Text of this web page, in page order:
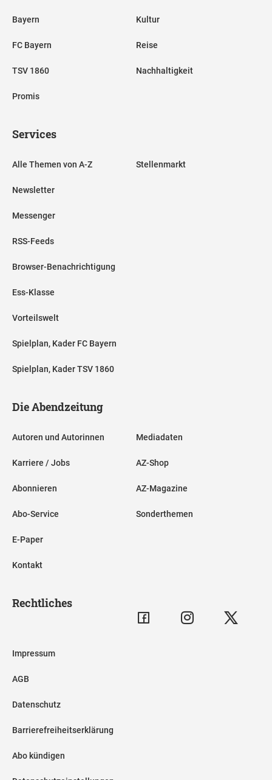
Bayern
FC Bayern
TSV 1860
Promis
Kultur
Reise
Nachhaltigkeit
Services
Alle Themen von A-Z
Newsletter
Messenger
RSS-Feeds
Browser-Benachrichtigung
Ess-Klasse
Vorteilswelt
Spielplan, Kader FC Bayern
Spielplan, Kader TSV 1860
Stellenmarkt
Die Abendzeitung
Autoren und Autorinnen
Karriere / Jobs
Abonnieren
Abo-Service
E-Paper
Kontakt
Mediadaten
AZ-Shop
AZ-Magazine
Sonderthemen
Rechtliches
Impressum
AGB
Datenschutz
Barrierefreiheitserklärung
Abo kündigen